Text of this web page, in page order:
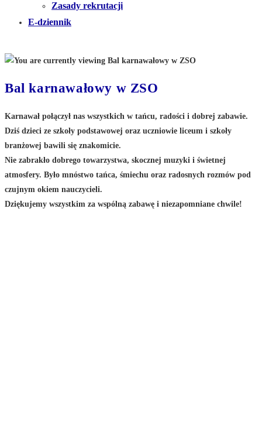
Zasady rekrutacji
E-dziennik
Bal karnawałowy w ZSO
Karnawał połączył nas wszystkich w tańcu, radości i dobrej zabawie.
Dziś dzieci ze szkoły podstawowej oraz uczniowie liceum i szkoły
branżowej bawili się znakomicie.
Nie zabrakło dobrego towarzystwa, skocznej muzyki i świetnej
atmosfery. Było mnóstwo tańca, śmiechu oraz radosnych rozmów pod
czujnym okiem nauczycieli.
Dziękujemy wszystkim za wspólną zabawę i niezapomniane chwile!